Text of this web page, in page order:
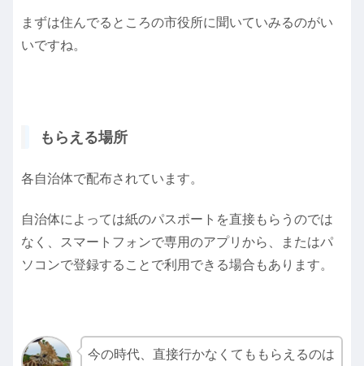
まずは住んでるところの市役所に聞いていみるのがい
いですね。
もらえる場所
各自治体で配布されています。
自治体によっては紙のパスポートを直接もらうのでは
なく、スマートフォンで専用のアプリから、またはパ
ソコンで登録することで利用できる場合もあります。
今の時代、直接行かなくてももらえるのは